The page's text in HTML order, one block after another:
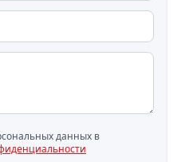
данных в